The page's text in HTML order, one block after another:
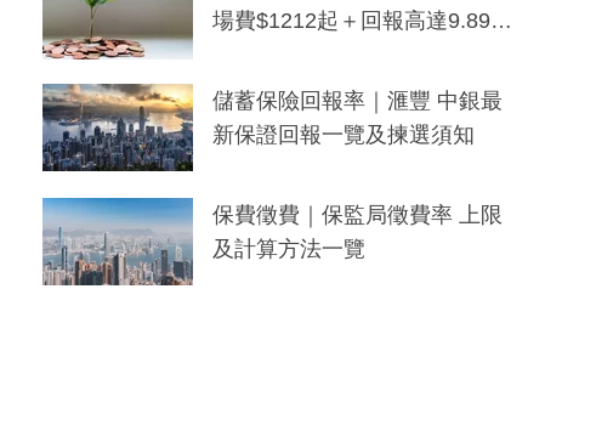
場費$1212起＋回報高達9.89
儲蓄保險回報率｜滙豐 中銀最
新保證回報一覽及揀選須知
保費徵費｜保監局徵費率 上限
及計算方法一覽